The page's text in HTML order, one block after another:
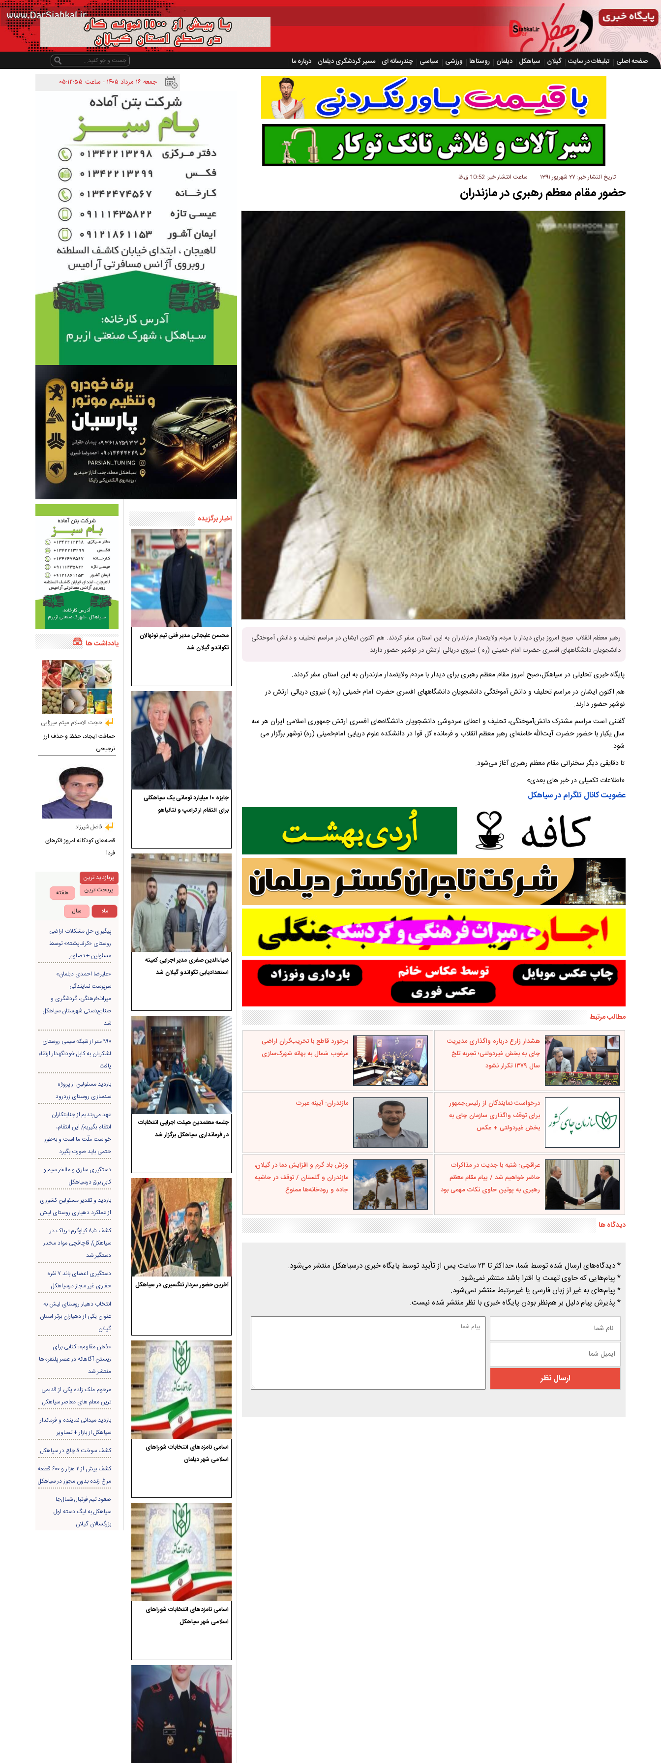
صفحه اصلی تبلیغات در سایت گیلان سیاهکل دیلمان روستاها ورزشی سیاسی چندرسانه ای مسیر گردشگری دیلمان
درباره ما
جمعه ۱۶ مرداد ۱۴۰۵ - ساعت
۰۵:۱۲:۵۵
تاریخ انتشار خبر: ۲۷ شهریور ۱۳۹۱ ساعت انتشار خبر: 10:52 ق.ظ
حضور مقام معظم رهبری در مازندران
رهبر معظم انقلاب صبح امروز برای دیدار با مردم ولایتمدار مازندران به این استان سفر کردند. هم اکنون ایشان در مراسم تحلیف و دانش آموختگی
دانشجویان دانشگاههای افسری حضرت امام خمینی (ره ) نیروی دریائی ارتش در نوشهر حضور دارند.
پایگاه خبری تحلیلی در سیاهکل،صبح امروز مقام معظم رهبری برای دیدار با مردم ولایتمدار مازندران به این استان سفر کردند.
هم اکنون ایشان در مراسم تحلیف و دانش آموختگی دانشجویان دانشگاههای افسری حضرت امام خمینی (ره ) نیروی دریائی ارتش در
نوشهر حضور دارند.
گفتنی است مراسم مشترک دانش‌آموختگی، تحلیف و اعطای سردوشی دانشجویان دانشگاه‌های افسری ارتش جمهوری اسلامی ایران هر سه
سال یکبار با حضور حضرت ‌آیت‌الله خامنه‌ای رهبر معظم انقلاب و فرمانده کل قوا در دانشکده علوم دریایی امام‌خمینی (ره) نوشهر برگزار می
شود.
تا دقایقی دیگر سخنرانی مقام معظم رهبری آغاز می‌شود.
«اطلاعات تکمیلی در خبر های بعدی»
عضویت کانال تلگرام در سیاهکل
مطالب مرتبط
هشدار زارع درباره واگذاری مدیریت
چای به بخش غیردولتی؛ تجربه تلخ
سال ۱۳۷۹ تکرار نشود
برخورد قاطع با تخریب‌گران اراضی
مرغوب شمال به بهانه شهرک‌سازی
درخواست نمایندگان از رئیس‌جمهور
برای توقف واگذاری سازمان چای به
بخش غیردولتی + عکس
مازندران: آیینه عبرت
عراقچی: شنبه با جدیت در مذاکرات
حاضر خواهیم شد / پیام مقام معظم
رهبری به پوتین حاوی نکات مهمی بود
وزش باد گرم و افزایش دما در گیلان،
مازندران و گلستان / توقف در حاشیه
جاده و رودخانه‌ها ممنوع
دیدگاه ها
* دیدگاه‌های ارسال شده توسط شما، حداکثر تا ۲۴ ساعت پس از تأیید توسط پایگاه خبری درسیاهکل منتشر می‌شود.
* پیام‌هایی که حاوی تهمت یا افترا باشد منتشر نمی‌شود.
* پیام‌های به غیر از زبان فارسی یا غیرمرتبط منتشر نمی‌شود.
* پذیرش پیام دلیل بر هم‌نظر بودن پایگاه خبری با نظر منتشر شده نیست.
اخبار برگزیده
محسن علیجانی مدیر فنی تیم نونهالان
تکواندو گیلان شد
جایزه ۱۰ میلیارد تومانی یک سیاهکلی
برای انتقام از ترامپ و نتانیاهو
ضیاءالدین صفری مدیر اجرایی کمیته
استعدادیابی تکواندو گیلان شد
جلسه معتمدین هیئت اجرایی انتخابات
در فرمانداری سیاهکل برگزار شد
آخرین حضور سردار تنگسیری در سیاهکل
اسامی نامزدهای انتخابات شوراهای
اسلامی شهر دیلمان
اسامی نامزدهای انتخابات شوراهای
اسلامی شهر سیاهکل
یادداشت ها
حجت الاسلام میثم میرزایی
حماقت ایجاد، حفظ و حذف ارز
ترجیحی
فاضل شیرزاد
قصه‌های کودکانه امروز فکرهای
فردا
پربازدید ترین
پربحث ترین
هفته
ماه
سال
پیگیری حل مشکلات اراضی
روستای «کرف‌پشته» توسط
مسئولین + تصاویر
«علیرضا احمدی دیلمان»
سرپرست نمایندگی
میراث‌فرهنگی، گردشگری و
صنایع‌دستی شهرستان سیاهکل
شد
۹۹۰ متر از شبکه سیمی روستای
لشکریان به کابل خودنگهدار ارتقاء
یافت
بازدید مسئولین از پروژه
سدسازی روستای زردرود
عهد می‌بندیم از جنایتکاران
انتقام بگیریم/ این انتقام،
خواست ملّت ما است و به‌طور
حتمی باید صورت بگیرد
دستگیری سارق و مالخر سیم و
کابل برق درسیاهکل
بازدید و تقدیر مسئولین کشوری
از عملکرد دهیاری روستای لیش
کشف ۸.۵ کیلوگرم تریاک در
سیاهکل/ قاچاقچی مواد مخدر
دستگیر شد
دستگیری اعضای باند ۷ نفره
حفاری غير مجاز درسیاهکل
انتخاب دهیار روستای لیش به
عنوان یکی از دهیاران برتر استان
گیلان
«ذهن مقاوم»؛ کتابی برای
زیستن آگاهانه در عصر پلتفرم‌ها
منتشر شد
مرحوم ملک زاده یکی از قدیمی
ترین معلم های معاصر سیاهکل
بازدید میدانی نماینده و فرماندار
سیاهکل از بازار + تصاویر
کشف سوخت قاچاق در سياهکل
کشف بیش از ۲ هزار و ۶۰۰ قطعه
مرغ زنده بدون مجوز در سیاهکل
صعود تیم فوتبال شمال‌جا‌
سیاهکل به لیگ دسته اول
بزرگسالان گیلان